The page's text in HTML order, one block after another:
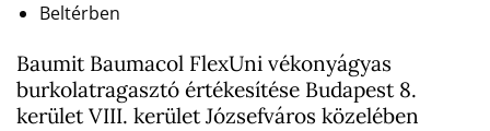
Beltérben
Baumit Baumacol FlexUni vékonyágyas
burkolatragasztó értékesítése Budapest 8.
kerület VIII. kerület Józsefváros közelében